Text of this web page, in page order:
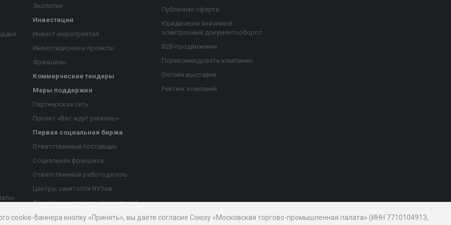
Экология
Инвестиции
Инвест-мероприятия
Инвестиционные проекты
Франшизы
Коммерческие тендеры
Меры поддержки
Партнерская сеть
Проект «Вас ждут регионы»
Первая социальная биржа
Ответственный поставщик
Социальная франшиза
Ответственный работодатель
Центры занятости ВУЗов
Социальные проекты территорий
Благотворительный проект
Публичная оферта
Юридически значимый
электронный документооборот
B2B-продвижение
Порекомендовать компанию
Онлайн выставки
Рейтинг компаний
cookie-баннера кнопку «Принять», вы даете согласие Союзу «Московская торгово-промышленная палата» (ИНН 7710104913,